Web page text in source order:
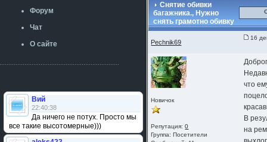
Форум
Чат
О сайте
Вий
22:40:38
Да ничего не потух. Просто мы
все такие высотомерные)))
Снятие обивки
багажника., Нужно
снять грамотно обивку
Pechnik69
16
Новичок
Репутация:0
Группа:Посетители
что
В
на